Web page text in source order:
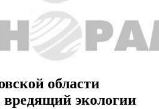
области
вредящий экологии